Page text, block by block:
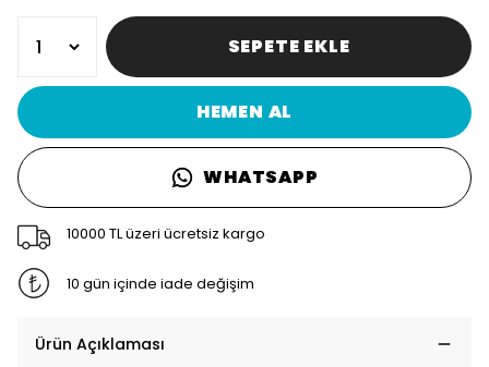
SEPETE EKLE
HEMEN AL
WHATSAPP
10000 TL üzeri ücretsiz kargo
10 gün içinde iade değişim
Ürün Açıklaması